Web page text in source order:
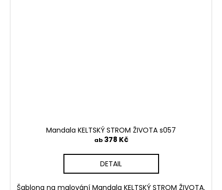
Mandala KELTSKÝ STROM ŽIVOTA s057
ab378 Kč
DETAIL
Šablona na malování Mandala KELTSKÝ STROM ŽIVOTA.